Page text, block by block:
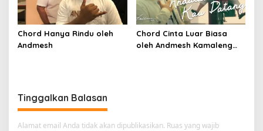
Chord Hanya Rindu oleh
Andmesh
Chord Cinta Luar Biasa
oleh Andmesh Kamaleng
Tinggalkan Balasan
Alamat email Anda tidak akan dipublikasikan. Ruas yang wajib